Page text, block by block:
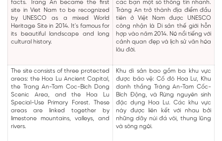
facts. Trang An became the first
site in Viet Nam to be recognized
by UNESCO as a mixed World
Heritage Site in 2014. It's famous for
its beautiful landscape and long
cultural history.
các bạn một số thông tin nhanh.
Tràng An trở thành địa điểm đầu
tiên ở Việt Nam được UNESCO
công nhận là Di sản thế giới hỗn
hợp vào năm 2014. Nó nổi tiếng với
cảnh quan đẹp và lịch sử văn hóa
lâu đời.
The site consists of three protected
areas: the Hoa Lu Ancient Capital,
the Trang An-Tam Coc-Bich Dong
Scenic Area, and the Hoa Lu
Special-Use Primary Forest. These
areas are linked together by
limestone mountains, valleys, and
rivers.
Khu di sản bao gồm ba khu vực
được bảo vệ: Cố đô Hoa Lư, Khu
danh thắng Tràng An-Tam Cốc-
Bích Động, và Rừng nguyên sinh
đặc dụng Hoa Lư. Các khu vực
này được liên kết với nhau bởi
những dãy núi đá vôi, thung lũng
và sông ngòi.